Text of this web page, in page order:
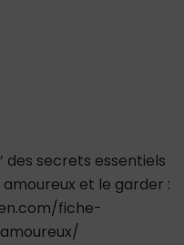
secrets essentiels
et le garder :
fiche-